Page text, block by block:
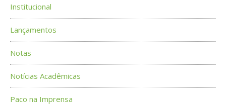
Institucional
Lançamentos
Notas
Notícias Acadêmicas
Paco na Imprensa